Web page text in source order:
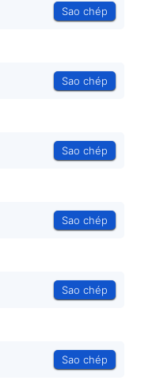
Sao chép
Sao chép
Sao chép
Sao chép
Sao chép
Sao chép